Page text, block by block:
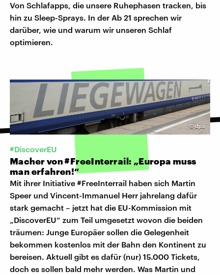
Von Schlafapps, die unsere Ruhephasen tracken, bis
hin zu Sleep-Sprays. In der Ab 21 sprechen wir
darüber, wie und warum wir unseren Schlaf
optimieren.
©dpa
#DiscoverEU
Macher von #FreeInterrail: „Europa muss
man erfahren!“
Mit ihrer Initiative #FreeInterrail haben sich Martin
Speer und Vincent-Immanuel Herr jahrelang dafür
stark gemacht – jetzt hat die EU-Kommission mit
„DiscoverEU“ zum Teil umgesetzt wovon die beiden
träumen: Junge Europäer sollen die Gelegenheit
bekommen kostenlos mit der Bahn den Kontinent zu
bereisen. Aktuell gibt es dafür (nur) 15.000 Tickets,
doch es sollen bald mehr werden. Was Martin und